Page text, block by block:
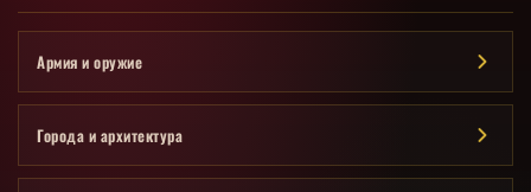
Армия и оружие
Города и архитектура